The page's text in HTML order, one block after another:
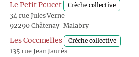
Le Petit Poucet Crèche collective
34 rue Jules Verne
92290 Châtenay-Malabry
Les Coccinelles Crèche collective
135 rue Jean Jaurès